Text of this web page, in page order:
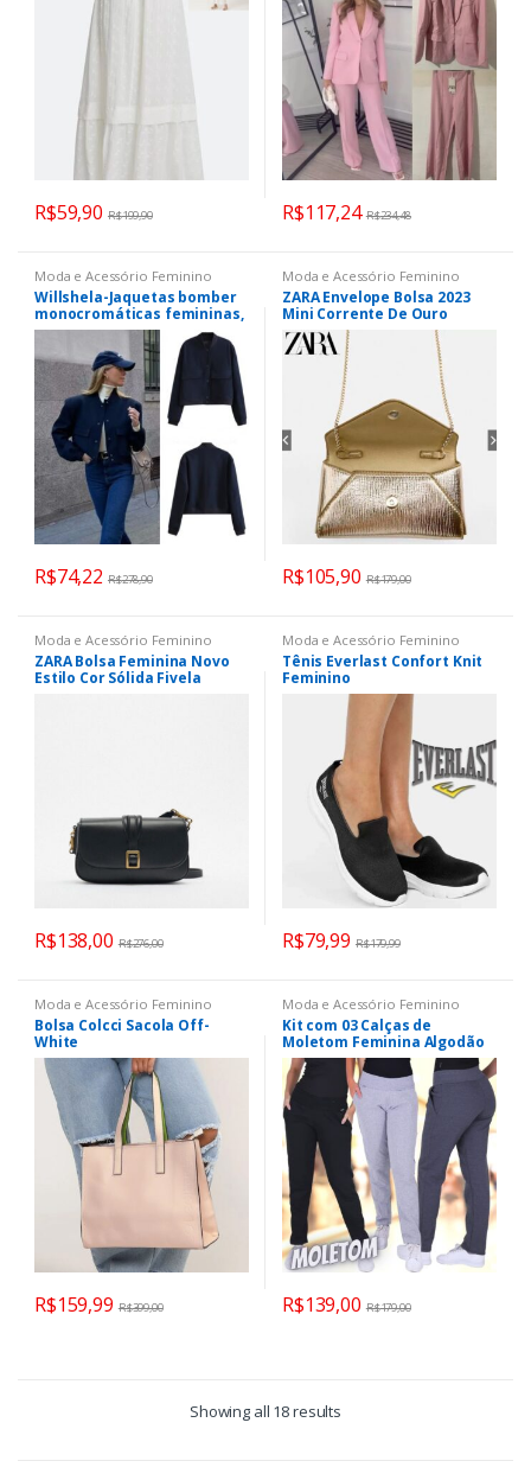
R$59,90 R$199,90 R$117,24 R$234,48
Moda e Acessório Feminino
Willshela-Jaquetas bomber
monocromáticas femininas,
casaco com bolsos, decote
R$74,22 R$278,90
Moda e Acessório Feminino
ZARA Envelope Bolsa 2023
Mini Corrente De Ouro
Mensageiro De Ombro
R$105,90 R$179,00
Moda e Acessório Feminino
ZARA Bolsa Feminina Novo
Estilo Cor Sólida Fivela
R$138,00 R$276,00
Moda e Acessório Feminino
Tênis Everlast Confort Knit
Feminino
R$79,99 R$179,99
Moda e Acessório Feminino
Bolsa Colcci Sacola Off-
White
R$159,99 R$399,00
Moda e Acessório Feminino
Kit com 03 Calças de
Moletom Feminina Algodão
Click Mais Bonita
R$139,00 R$179,00
Showing all 18 results